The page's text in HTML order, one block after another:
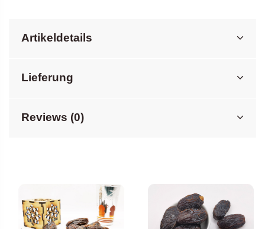
Artikeldetails
Lieferung
Reviews (0)